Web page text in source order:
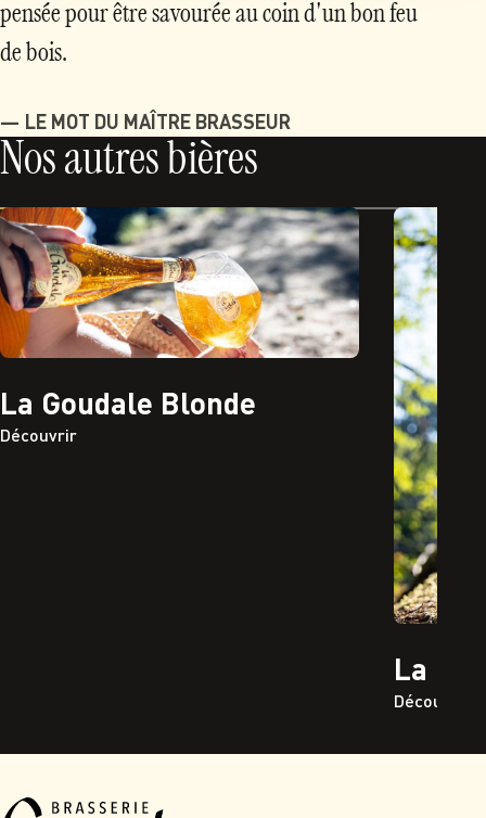
pensée pour être savourée au coin d'un bon feu
de bois.
LE MOT DU MAÎTRE BRASSEUR
Nos autres bières
La Goudale Blonde
Découvrir
La
Découvrir